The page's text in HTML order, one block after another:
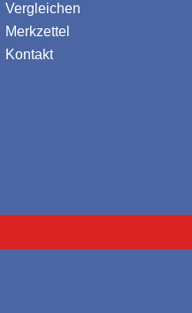
Vergleichen
Merkzettel
Kontakt